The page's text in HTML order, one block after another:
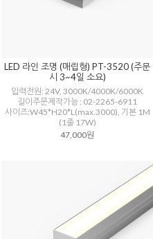
LED 라인 조명 (매립형) PT-3520 (주문
시 3~4일 소요)
입력전원: 24V, 3000K/4000K/6000K
길이주문제작가능 : 02-2265-6911
사이즈:W45*H20*L(max.3000), 기본 1M
(1줄 17W)
47,000원